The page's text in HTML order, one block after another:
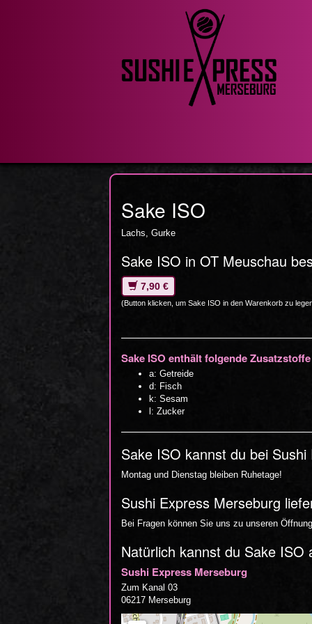
Sake ISO
Lachs, Gurke
Sake ISO in OT Meuschau
7,90 €
(Button klicken, um Sake ISO in den Warenkorb zu
Sake ISO enthält folgende
a: Getreide
d: Fisch
k: Sesam
l: Zucker
Sake ISO kannst du bei
Montag und Dienstag bleiben Ruhetage!
Sushi Express Merseburg
Bei Fragen können Sie uns zu unseren
Natürlich kannst du Sake
Sushi Express Merseburg
Zum Kanal 03
06217 Merseburg